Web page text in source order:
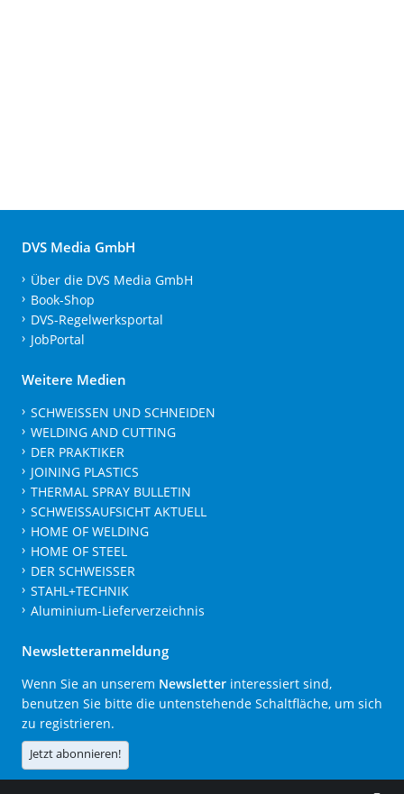
DVS Media GmbH
Über die DVS Media GmbH
Book-Shop
DVS-Regelwerksportal
JobPortal
Weitere Medien
SCHWEISSEN UND SCHNEIDEN
WELDING AND CUTTING
DER PRAKTIKER
JOINING PLASTICS
THERMAL SPRAY BULLETIN
SCHWEISSAUFSICHT AKTUELL
HOME OF WELDING
HOME OF STEEL
DER SCHWEISSER
STAHL+TECHNIK
Aluminium-Lieferverzeichnis
Newsletteranmeldung
Wenn Sie an unserem Newsletter interessiert sind,
benutzen Sie bitte die untenstehende Schaltfläche, um sich
zu registrieren.
Jetzt abonnieren!